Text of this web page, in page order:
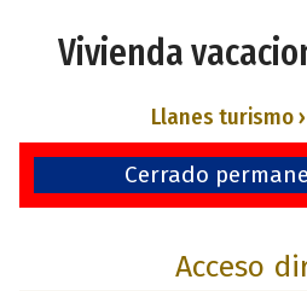
Vivienda
Llanes turismo
Cerrado
Acceso